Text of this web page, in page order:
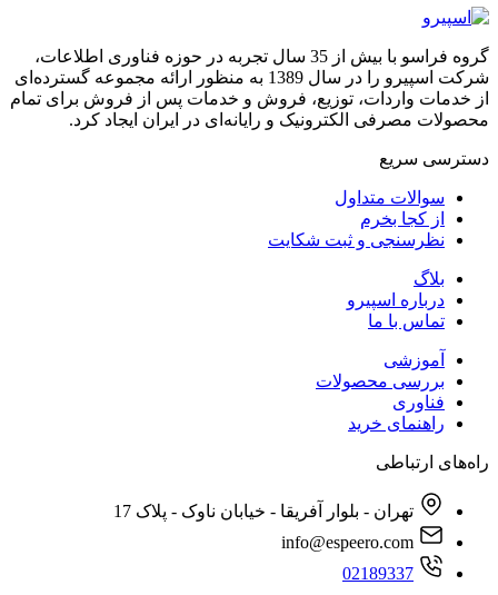
گروه فراسو با بیش از 35 سال تجربه در حوزه فناوری اطلاعات،
شرکت اسپیرو را در سال 1389 به منظور ارائه مجموعه گسترده‌ای
از خدمات واردات، توزیع، فروش و خدمات پس از فروش برای تمام
محصولات مصرفی الکترونیک و رایانه‌ای در ایران ایجاد کرد.
دسترسی‌ سریع
سوالات متداول
از کجا بخرم
نظرسنجی و ثبت شکایت
بلاگ
درباره اسپیرو
تماس با ما
آموزشی
بررسی محصولات
فناوری
راهنمای خرید
راه‌های ارتباطی
تهران - بلوار آفریقا - خیابان ناوک - پلاک 17
02189337